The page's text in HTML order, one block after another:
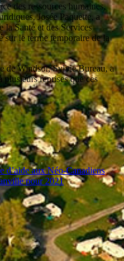
ressources humaines,
Josée Paquette, a
la Santé et des Services
sur le terme temporaire de la
Windsor, Sylvie Bureau, a
reprises que ces
d’aide aux Néo-Canadiens
pour 2021